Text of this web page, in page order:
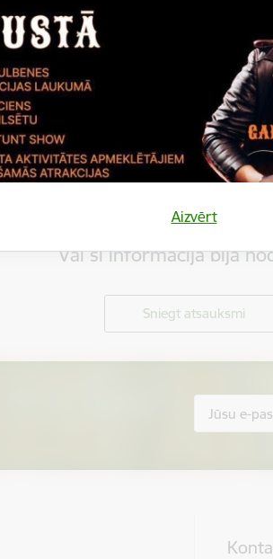
Aizvērt
Vai šī informācija bija
Sniegt atsauksmi